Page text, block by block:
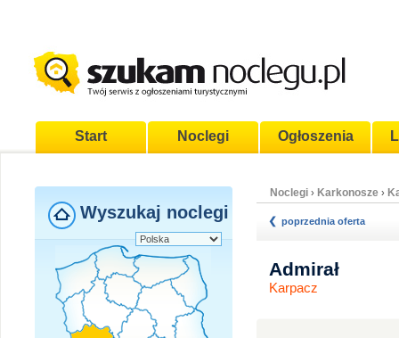
Start Noclegi Ogłoszenia
Wyszukaj noclegi
Noclegi › Karkonosze ›
poprzednia oferta
Admirał
Karpacz